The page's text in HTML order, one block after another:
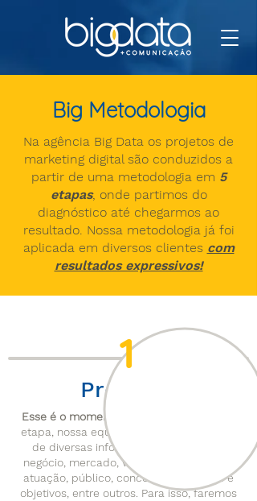
Preparar
Esse é o momento das perguntas.
etapa, nossa equipe fará o levantamento
de diversas informações sobre o seu
negócio, mercado, vendas, segmento de
atuação, público, concorrentes, metas e
objetivos, entre outros. Para isso, faremos
1
Big Metodologia
Na agência Big Data os projetos de
marketing digital são conduzidos a
partir de uma metodologia em 5
etapas, onde partimos do
diagnóstico até chegarmos ao
resultado. Nossa metodologia já foi
aplicada em diversos clientes com
resultados expressivos!